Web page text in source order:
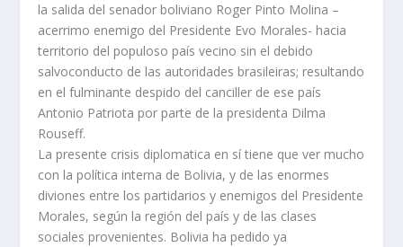
la salida del senador boliviano Roger Pinto Molina –
acerrimo enemigo del Presidente Evo Morales- hacia
territorio del populoso país vecino sin el debido
salvoconducto de las autoridades brasileiras; resultando
en el fulminante despido del canciller de ese país
Antonio Patriota por parte de la presidenta Dilma
Rouseff.
La presente crisis diplomatica en sí tiene que ver mucho
con la política interna de Bolivia, y de las enormes
diviones entre los partidarios y enemigos del Presidente
Morales, según la región del país y de las clases
sociales provenientes. Bolivia ha pedido ya